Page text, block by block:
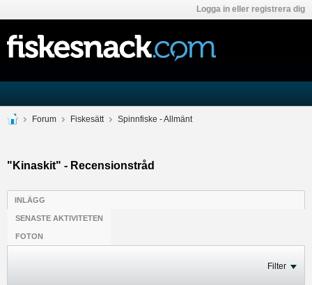
Logga in eller registrera dig
Forum Fiskesätt Spinnfiske - Allmänt
"Kinaskit" - Recensionstråd
INLÄGG
SENASTE AKTIVITETEN
FOTON
Filter